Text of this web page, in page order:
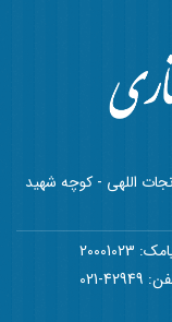
اللهی - کوچه شهید
20001023
021